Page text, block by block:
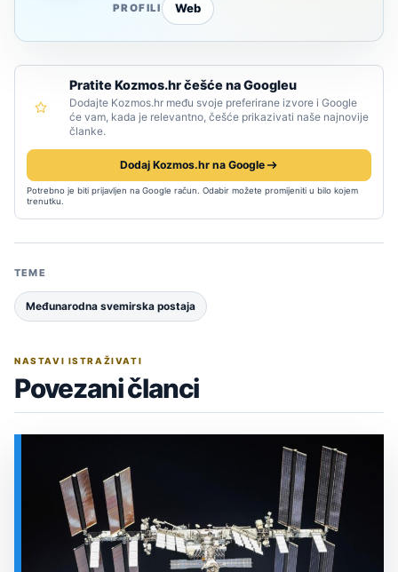
PROFILI Web
Pratite Kozmos.hr češće na Googleu
Dodajte Kozmos.hr među svoje preferirane izvore i Google
će vam, kada je relevantno, češće prikazivati naše najnovije
članke.
Dodaj Kozmos.hr na Google
Potrebno je biti prijavljen na Google račun. Odabir možete promijeniti u bilo kojem
trenutku.
TEME
Međunarodna svemirska postaja
NASTAVI ISTRAŽIVATI
Povezani članci